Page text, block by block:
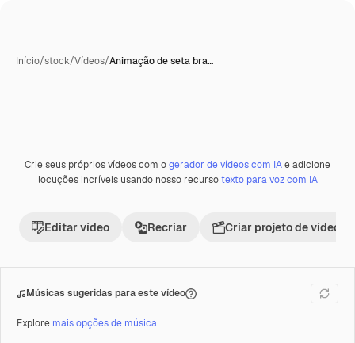
Início/stock/Vídeos/Animação de seta bra…
PremiumGerada com IA
Crie seus próprios vídeos com ogerador de vídeos com IAe adicione
locuções incríveis usando nosso recursotexto para voz com IA
Editar vídeo Recriar Criar projeto de vídeo
Músicas sugeridas para este vídeo
Explore mais opções de música